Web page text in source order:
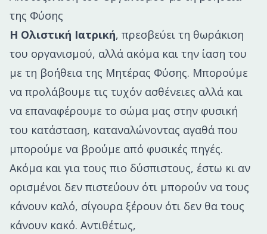
της Φύσης
Η Ολιστική Ιατρική, πρεσβεύει τη θωράκιση
του οργανισμού, αλλά ακόμα και την ίαση του
με τη βοήθεια της Μητέρας Φύσης. Μπορούμε
να προλάβουμε τις τυχόν ασθένειες αλλά και
να επαναφέρουμε το σώμα μας στην φυσική
του κατάσταση, καταναλώνοντας αγαθά που
μπορούμε να βρούμε από φυσικές πηγές.
Ακόμα και για τους πιο δύσπιστους, έστω κι αν
ορισμένοι δεν πιστεύουν ότι μπορούν να τους
κάνουν καλό, σίγουρα ξέρουν ότι δεν θα τους
κάνουν κακό. Αντιθέτως,